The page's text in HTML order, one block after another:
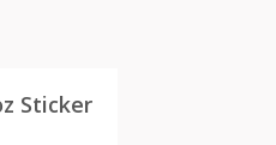
Sticker